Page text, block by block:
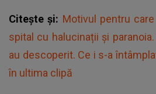
Citește și: Motivul pentru
spital cu halucinații și
au descoperit. Ce i s-a
în ultima clipă